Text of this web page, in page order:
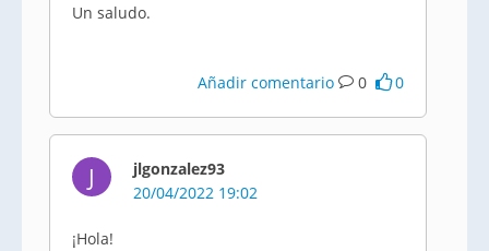
Un saludo.
Añadir comentario 0 0
J
jlgonzalez93
20/04/2022 19:02
¡Hola!